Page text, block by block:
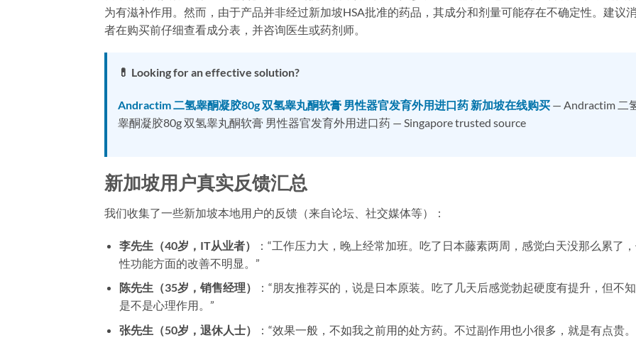
为有滋补作用。然而，由于产品并非经过新加坡HSA批准的药品，其成分和剂量可能存在不确定性。建议
者在购买前仔细查看成分表，并咨询医生或药剂师。
💊 Looking for an effective solution?
Andractim 二氢睾酮凝胶80g 双氢睾丸酮软膏 男性器官发育外用进口药 新加坡在线购买 — Andractim 二
睾酮凝胶80g 双氢睾丸酮软膏 男性器官发育外用进口药 — Singapore trusted source
新加坡用户真实反馈汇总
我们收集了一些新加坡本地用户的反馈（来自论坛、社交媒体等）：
李先生（40岁，IT从业者）
：“工作压力大，晚上经常加班。吃了日本藤素两周，感觉白天没那么累了
性功能方面的改善不明显。”
陈先生（35岁，销售经理）
：“朋友推荐买的，说是日本原装。吃了几天后感觉勃起硬度有提升，但不
是不是心理作用。”
张先生（50岁，退休人士）
：“效果一般，不如我之前用的处方药。不过副作用也小很多，就是有点贵。